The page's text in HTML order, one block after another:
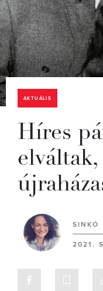
AKTUÁLIS
Híres
SINKÓ
2021.